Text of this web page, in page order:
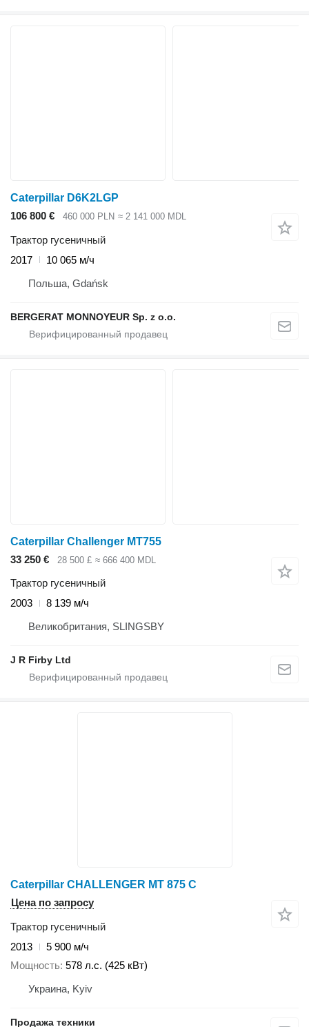
Caterpillar D6K2LGP
106 800 €
460 000 PLN ≈ 2 141 000 MDL
Трактор гусеничный
2017
10 065 м/ч
Польша, Gdańsk
BERGERAT MONNOYEUR Sp. z o.o.
Caterpillar Challenger MT755
33 250 €
28 500 £ ≈ 666 400 MDL
Трактор гусеничный
2003
8 139 м/ч
Великобритания, SLINGSBY
J R Firby Ltd
Caterpillar CHALLENGER MT 875 C
Цена по запросу
Трактор гусеничный
2013
5 900 м/ч
Мощность 578 л.с. (425 кВт)
Украина, Kyiv
Продажа техники